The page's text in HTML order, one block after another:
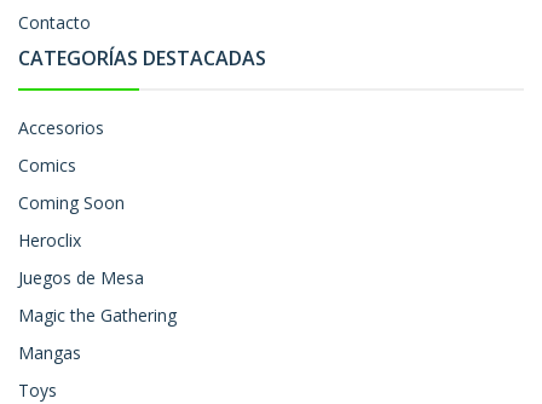
Contacto
CATEGORÍAS DESTACADAS
Accesorios
Comics
Coming Soon
Heroclix
Juegos de Mesa
Magic the Gathering
Mangas
Toys